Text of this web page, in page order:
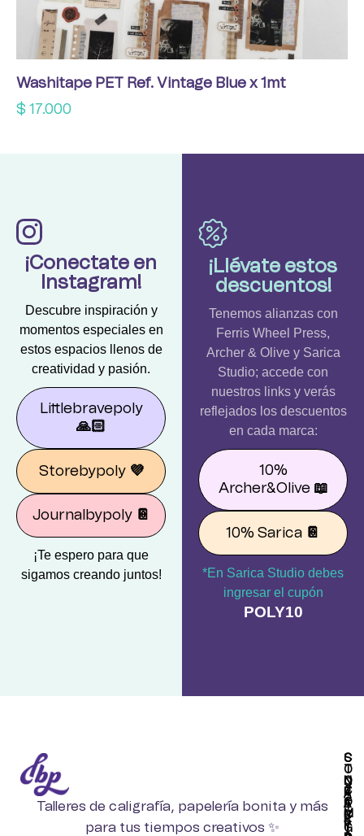
Washitape PET Ref. Vintage Blue x 1mt
$ 17.000
¡Conectate en
Instagram!
Descubre inspiración y
momentos especiales en
estos espacios llenos de
creatividad y pasión.
Littlebravepoly
🙏🏻
Storebypoly 💜
Journalbypoly 📔
¡Te espero para que
sigamos creando juntos!
¡Llévate estos
descuentos!
Tenemos alianzas con
Ferris Wheel Press,
Archer & Olive y Sarica
Studio; accede con
nuestros links y verás
reflejados los descuentos
en cada marca:
10%
Archer&Olive 📖
10% Sarica 📔
*En Sarica Studio debes
ingresar el cupón
POLY10
Talleres de caligrafía, papelería bonita y más
para tus tiempos creativos ✨
S
T
O
R
E
B
Y
C
A
T
E
G
C
O
N
T
A
C
T
C
O
M
P